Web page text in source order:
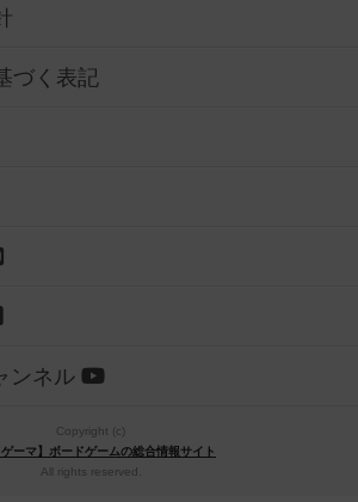
づく表記
ンネル
Copyright (c)
ゲーマ】ボードゲームの総合情報サイト
All rights reserved.